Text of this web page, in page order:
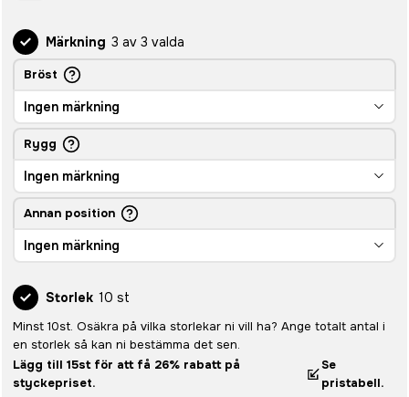
Märkning 3 av 3 valda
Bröst
Ingen märkning
Rygg
Ingen märkning
Annan position
Ingen märkning
Storlek 10 st
Minst 10st. Osäkra på vilka storlekar ni vill ha? Ange totalt antal i
en storlek så kan ni bestämma det sen.
Lägg till 15st för att få 26% rabatt på
styckepriset.
Se
pristabell.